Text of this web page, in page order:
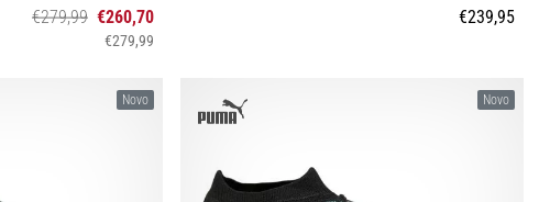
€279,99 €260,70
€279,99
€239,95
39 40 40½ 41 42 42½ 43 44 44½ 45 46 46½ 47 48½
Novo Novo